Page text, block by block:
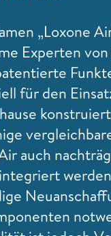
„Loxone
Experten
für den
auch